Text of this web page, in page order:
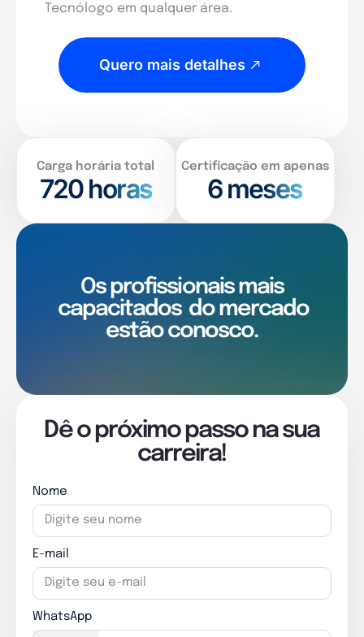
Tecnólogo em qualquer área.
Quero mais detalhes
Carga horária total
720horas
Certificação em apenas
6 meses
Os profissionais mais
capacitados do mercado
estão conosco.
Dê o próximo passo na sua
carreira!
Nome
E-mail
WhatsApp